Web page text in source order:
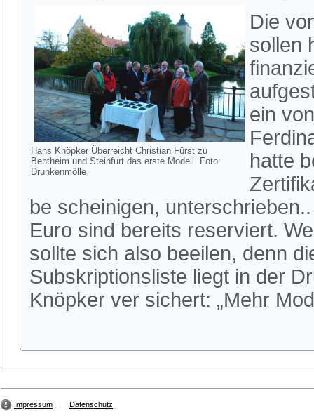
Hans Knöpker Überreicht Christian Fürst zu
Bentheim und Steinfurt das erste Modell. Foto:
Drunkenmölle
Die
sollen
ein
hatte
be scheinigen,
Euro sind bereits reserviert.
sollte sich also beeilen, denn
Subskriptionsliste liegt in der
Knöpker ver sichert: „Mehr
Impressum Datenschutz